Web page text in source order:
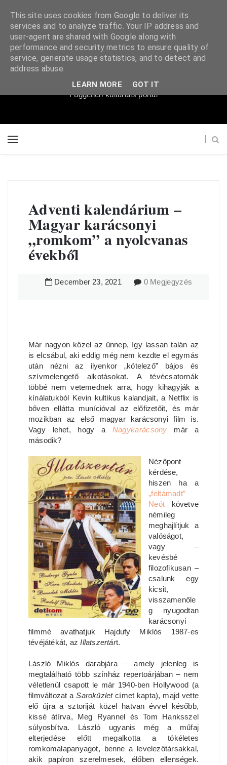
Súgópéldány
Független kulturális portál
Adventi kalendárium –
Magyar karácsonyi
„romkom” a nyolcvanas
évekből
December 23, 2021 0 Megjegyzés
Már nagyon közel az ünnep, így lassan talán az
is elcsábul, aki eddig még nem kezdte el egymás
után nézni az ilyenkor „kötelező” bájos és
szívmelengető alkotásokat. A tévécsatornák
többé nem vetemednek arra, hogy kihagyják a
kínálatukból Kevin kultikus kalandjait, a Netflix is
bőven ellátta munícióval az előfizetőit, és már
mozikban az első magyar karácsonyi film is.
Vagy lehet, hogy a Nagykarácsony már a
második?
Nézőpont
kérdése,
hiszen ha a
„feltámadt”
Neót követve
némileg
meghajlítjuk a
valóságot,
vagy –
kevésbé
filozofikusan –
csalunk egy
kicsit,
visszamenőle
g nyugodtan
karácsonyi
filmmé avathatjuk Hajdufy Miklós 1987-es
tévéjátékát, azIllatszertárt.
László Miklós darabjára – amely jelenleg is
megtalálható több színház repertoárjában – nem
véletlenül csapott le már 1940-ben Hollywood (a
filmváltozat aSaroküzletcímet kapta), majd vette
elő újra a sztoriját közel hatvan évvel később,
kissé átírva, Meg Ryannel és Tom Hanksszel
súlyosbítva. László ugyanis még a műfaj
elterjedése előtt megalkotta a tökéletes
romkomalapanyagot, benne a levelezőtársakkal,
akik papíron szerelmesek, élőben ellenségek.
This site uses cookies from Google to deliver its
services and to analyze traffic. Your IP address and
user-agent are shared with Google along with
performance and security metrics to ensure quality of
service, generate usage statistics, and to detect and
address abuse.
LEARN MORE GOT IT